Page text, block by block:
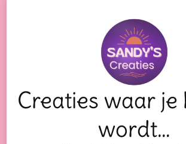
Creaties waar je
wordt…